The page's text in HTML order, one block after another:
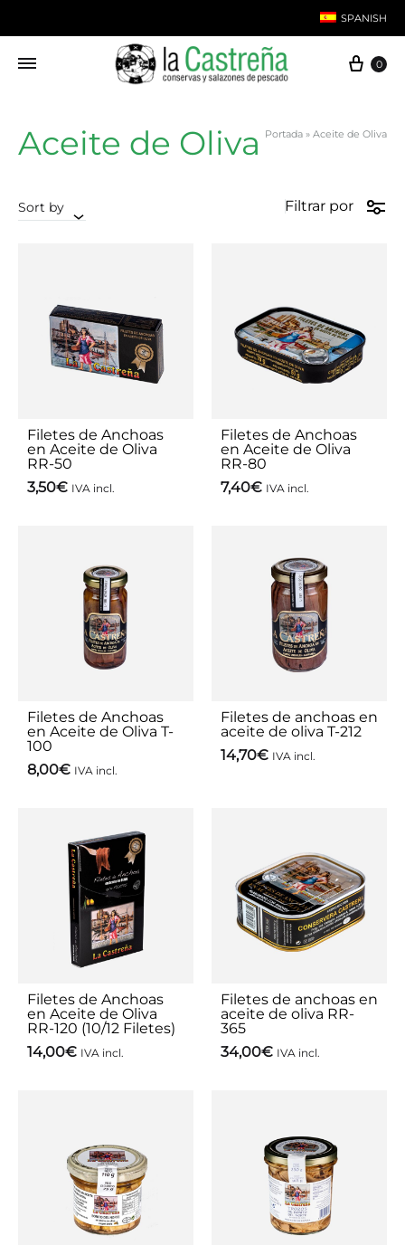
SPANISH
0
Aceite de Oliva Portada » Aceite de Oliva
Sort by Filtrar por
Filetes de Anchoas
en Aceite de Oliva
RR-50
3,50€ IVA incl.
Filetes de Anchoas
en Aceite de Oliva
RR-80
7,40€ IVA incl.
Filetes de Anchoas
en Aceite de Oliva T-
100
8,00€ IVA incl.
Filetes de anchoas en
aceite de oliva T-212
14,70€ IVA incl.
Filetes de Anchoas
en Aceite de Oliva
RR-120 (10/12 Filetes)
14,00€ IVA incl.
Filetes de anchoas en
aceite de oliva RR-
365
34,00€ IVA incl.